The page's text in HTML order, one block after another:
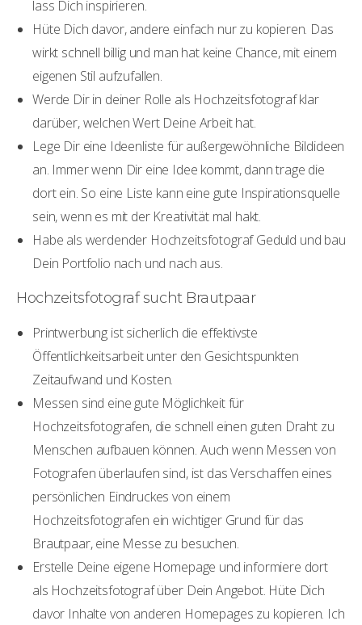
lass Dich inspirieren.
Hüte Dich davor, andere einfach nur zu kopieren. Das
wirkt schnell billig und man hat keine Chance, mit einem
eigenen Stil aufzufallen.
Werde Dir in deiner Rolle als Hochzeitsfotograf klar
darüber, welchen Wert Deine Arbeit hat.
Lege Dir eine Ideenliste für außergewöhnliche Bildideen
an. Immer wenn Dir eine Idee kommt, dann trage die
dort ein. So eine Liste kann eine gute Inspirationsquelle
sein, wenn es mit der Kreativität mal hakt.
Habe als werdender Hochzeitsfotograf Geduld und bau
Dein Portfolio nach und nach aus.
Hochzeitsfotograf sucht Brautpaar
Printwerbung ist sicherlich die effektivste
Öffentlichkeitsarbeit unter den Gesichtspunkten
Zeitaufwand und Kosten.
Messen sind eine gute Möglichkeit für
Hochzeitsfotografen, die schnell einen guten Draht zu
Menschen aufbauen können. Auch wenn Messen von
Fotografen überlaufen sind, ist das Verschaffen eines
persönlichen Eindruckes von einem
Hochzeitsfotografen ein wichtiger Grund für das
Brautpaar, eine Messe zu besuchen.
Erstelle Deine eigene Homepage und informiere dort
als Hochzeitsfotograf über Dein Angebot. Hüte Dich
davor Inhalte von anderen Homepages zu kopieren. Ich